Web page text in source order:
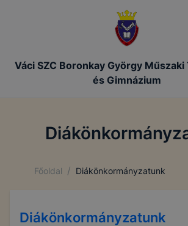
Váci SZC Boronkay György
és Gimnázium
Főoldal / Diákönkormányzatunk
Diákönkormányzatunk